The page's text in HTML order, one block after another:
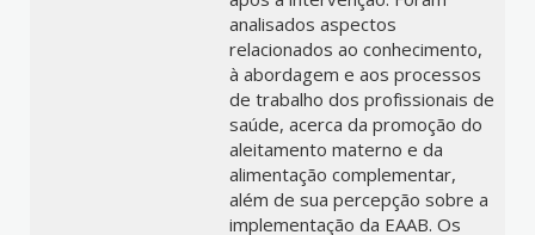
analisados aspectos
relacionados ao conhecimento,
à abordagem e aos processos
de trabalho dos profissionais de
saúde, acerca da promoção do
aleitamento materno e da
alimentação complementar,
além de sua percepção sobre a
implementação da EAAB. Os